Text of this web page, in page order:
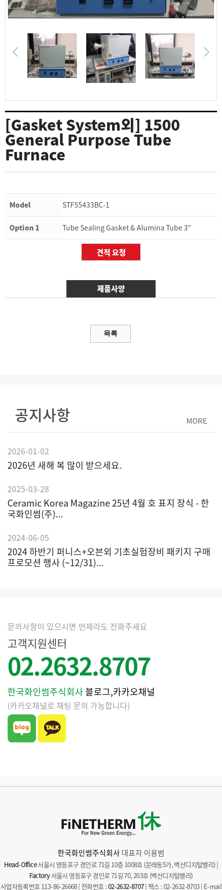
[Gasket System외] 1500
General Purpose Tube
Furnace
Model STF55433BC-1
Option 1 Tube Sealing Gasket & Alumina Tube 3"
제품사양
공지사항 MORE
2026-01-02
2026년 새해 복 많이 받으세요.
2025-03-28
Ceramic Korea Magazine 25년 4월 호 표지 장식 - 한
국화인썸(주)...
2024-06-05
2024 하반기 퍼니스+오븐외 기초실험장비 패키지 구매
프로모션 행사 (~12/31)...
문의사항이 있으시면 언제라도 전화주세요
고객지원센터
02.2632.8707
한국화인썸주식회사 블로그,카카오채널
(카카오채널로 채팅 문의 가능합니다)
한국화인썸주식회사대표자 이용범
Head-Office서울시 영등포구 경인로 71길 10층 1008호 (문래동5가, 벽산디지털밸리) |
Factory서울시 영등포구 경인로 71길 70, 203호 (벽산디지털밸리)
사업자등록번호 113-86-26668 | 전화번호 :02-2632-8707| 팩스 : 02-2632-8703 | E-mail